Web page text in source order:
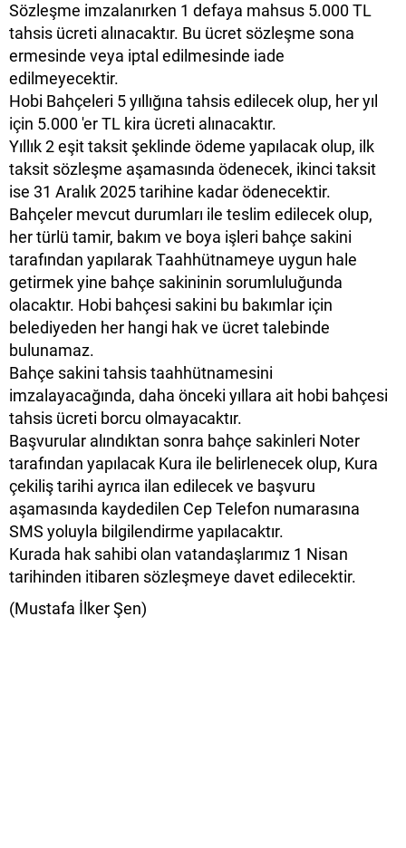
Sözleşme imzalanırken 1 defaya mahsus 5.000 TL
tahsis ücreti alınacaktır. Bu ücret sözleşme sona
ermesinde veya iptal edilmesinde iade
edilmeyecektir.
Hobi Bahçeleri 5 yıllığına tahsis edilecek olup, her yıl
için 5.000 'er TL kira ücreti alınacaktır.
Yıllık 2 eşit taksit şeklinde ödeme yapılacak olup, ilk
taksit sözleşme aşamasında ödenecek, ikinci taksit
ise 31 Aralık 2025 tarihine kadar ödenecektir.
Bahçeler mevcut durumları ile teslim edilecek olup,
her türlü tamir, bakım ve boya işleri bahçe sakini
tarafından yapılarak Taahhütnameye uygun hale
getirmek yine bahçe sakininin sorumluluğunda
olacaktır. Hobi bahçesi sakini bu bakımlar için
belediyeden her hangi hak ve ücret talebinde
bulunamaz.
Bahçe sakini tahsis taahhütnamesini
imzalayacağında, daha önceki yıllara ait hobi bahçesi
tahsis ücreti borcu olmayacaktır.
Başvurular alındıktan sonra bahçe sakinleri Noter
tarafından yapılacak Kura ile belirlenecek olup, Kura
çekiliş tarihi ayrıca ilan edilecek ve başvuru
aşamasında kaydedilen Cep Telefon numarasına
SMS yoluyla bilgilendirme yapılacaktır.
Kurada hak sahibi olan vatandaşlarımız 1 Nisan
tarihinden itibaren sözleşmeye davet edilecektir.
(Mustafa İlker Şen)